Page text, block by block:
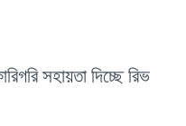
সহায়তা দিচ্ছে রিভ